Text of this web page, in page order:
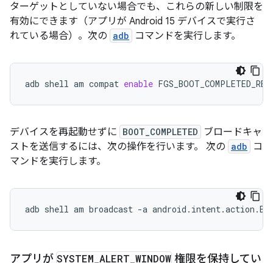
ターゲットとしていない場合でも、これらの新しい制限を
有効にできます（アプリが Android 15 デバイスで実行さ
れている場合）。次の adb コマンドを実行します。
adb shell am compat enable
デバイスを再起動せずに BOOT_COMPLETED
ブロードキャ
ストを送信するには、次の操作を行います。 次の adb
コ
マンドを実行します。
adb shell am broadcast -a
アプリが SYSTEM ALERT WINDOW 権限を保持してい